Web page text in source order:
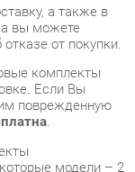
поврежденную
.
модели – 2
3
изделие